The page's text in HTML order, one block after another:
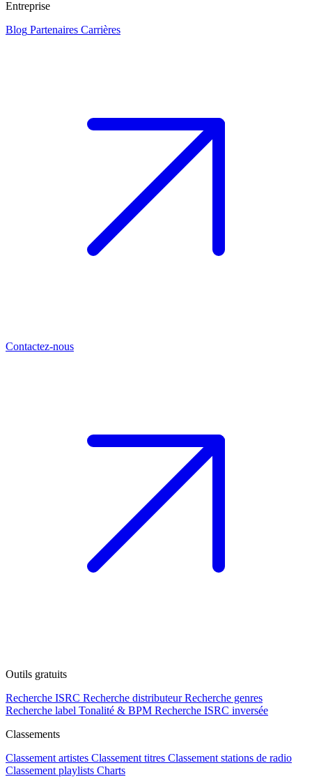
Entreprise
Blog Partenaires Carrières
Contactez-nous
Outils gratuits
Recherche ISRC Recherche distributeur Recherche genres
Recherche label Tonalité & BPM Recherche ISRC inversée
Classements
Classement artistes Classement titres Classement stations de radio
Classement playlists Charts